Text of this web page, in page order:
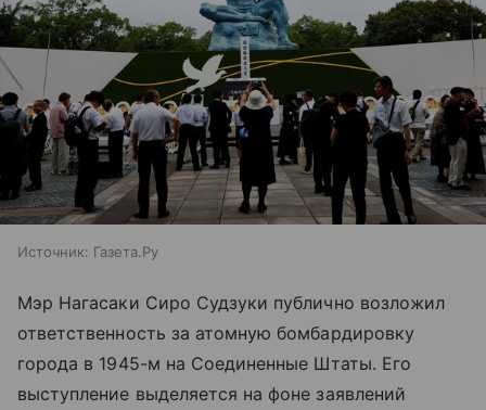
Источник: Газета.Ру
Мэр Нагасаки Сиро Судзуки публично возложил
ответственность за атомную бомбардировку
города в 1945-м на Соединенные Штаты. Его
выступление выделяется на фоне заявлений